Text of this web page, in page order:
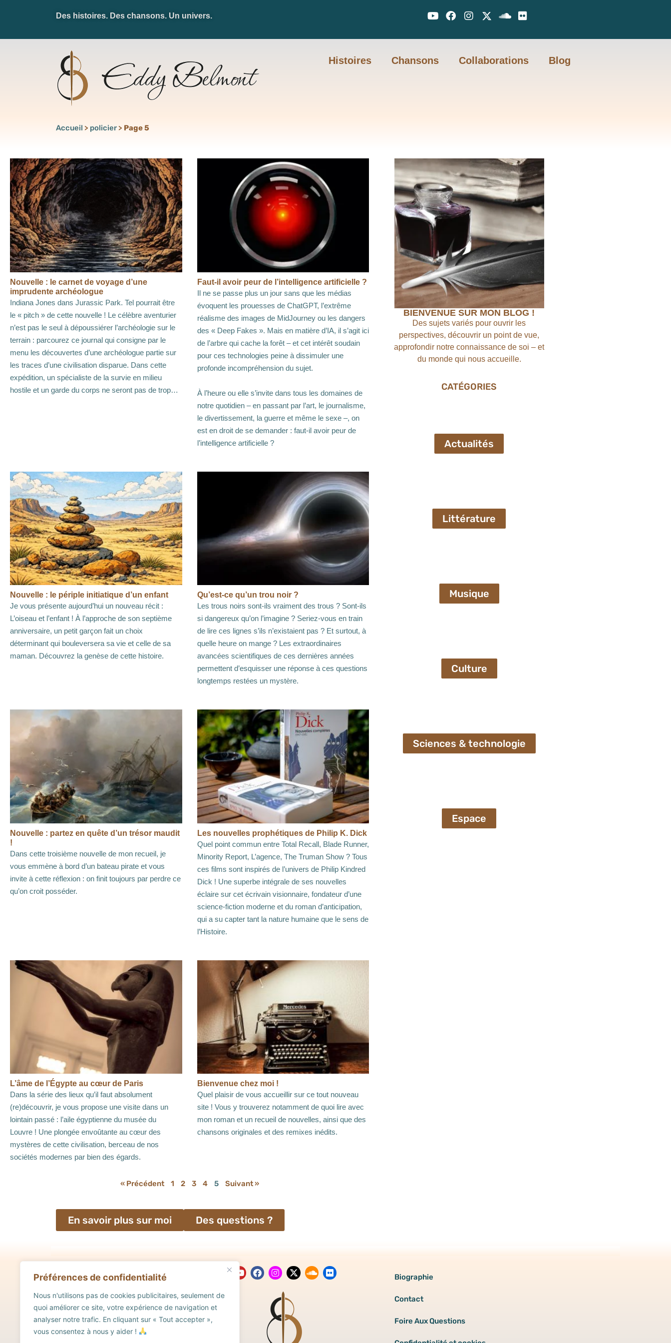
Préférences de confidentialité
Nous n'utilisons pas de cookies publicitaires, seulement de
quoi améliorer ce site, votre expérience de navigation et
analyser notre trafic. En cliquant sur « Tout accepter »,
vous consentez à nous y aider !
Des histoires. Des chansons. Un univers.
Histoires Chansons Collaborations Blog
Accueil > policier > Page 5
Nouvelle : le carnet de voyage d’une
imprudente archéologue
Indiana Jones dans Jurassic Park. Tel pourrait être
le « pitch » de cette nouvelle ! Le célèbre aventurier
n’est pas le seul à dépoussiérer l’archéologie sur le
terrain : parcourez ce journal qui consigne par le
menu les découvertes d’une archéologue partie sur
les traces d’une civilisation disparue. Dans cette
expédition, un spécialiste de la survie en milieu
hostile et un garde du corps ne seront pas de trop…
Faut-il avoir peur de l’intelligence artificielle ?
Il ne se passe plus un jour sans que les médias
évoquent les prouesses de ChatGPT, l’extrême
réalisme des images de MidJourney ou les dangers
des « Deep Fakes ». Mais en matière d’IA, il s’agit ici
de l’arbre qui cache la forêt – et cet intérêt soudain
pour ces technologies peine à dissimuler une
profonde incompréhension du sujet.
À l’heure ou elle s’invite dans tous les domaines de
notre quotidien – en passant par l’art, le journalisme,
le divertissement, la guerre et même le sexe –, on
est en droit de se demander : faut-il avoir peur de
l’intelligence artificielle ?
Nouvelle : le périple initiatique d’un enfant
Je vous présente aujourd’hui un nouveau récit :
L’oiseau et l’enfant ! À l’approche de son septième
anniversaire, un petit garçon fait un choix
déterminant qui bouleversera sa vie et celle de sa
maman. Découvrez la genèse de cette histoire.
Qu’est-ce qu’un trou noir ?
Les trous noirs sont-ils vraiment des trous ? Sont-ils
si dangereux qu’on l’imagine ? Seriez-vous en train
de lire ces lignes s’ils n’existaient pas ? Et surtout, à
quelle heure on mange ? Les extraordinaires
avancées scientifiques de ces dernières années
permettent d’esquisser une réponse à ces questions
longtemps restées un mystère.
Nouvelle : partez en quête d’un trésor maudit
!
Dans cette troisième nouvelle de mon recueil, je
vous emmène à bord d’un bateau pirate et vous
invite à cette réflexion : on finit toujours par perdre ce
qu’on croit posséder.
Les nouvelles prophétiques de Philip K. Dick
Quel point commun entre Total Recall, Blade Runner,
Minority Report, L’agence, The Truman Show ? Tous
ces films sont inspirés de l’univers de Philip Kindred
Dick ! Une superbe intégrale de ses nouvelles
éclaire sur cet écrivain visionnaire, fondateur d’une
science-fiction moderne et du roman d’anticipation,
qui a su capter tant la nature humaine que le sens de
l’Histoire.
L’âme de l’Égypte au cœur de Paris
Dans la série des lieux qu’il faut absolument
(re)découvrir, je vous propose une visite dans un
lointain passé : l’aile égyptienne du musée du
Louvre ! Une plongée envoûtante au cœur des
mystères de cette civilisation, berceau de nos
sociétés modernes par bien des égards.
Bienvenue chez moi !
Quel plaisir de vous accueillir sur ce tout nouveau
site ! Vous y trouverez notamment de quoi lire avec
mon roman et un recueil de nouvelles, ainsi que des
chansons originales et des remixes inédits.
« Précédent 1 2 3 4 5 Suivant »
BIENVENUE SUR MON BLOG !
Des sujets variés pour ouvrir les
perspectives, découvrir un point de vue,
approfondir notre connaissance de soi – et
du monde qui nous accueille.
CATÉGORIES
Actualités
Littérature
Musique
Culture
Sciences & technologie
Espace
En savoir plus sur moi Des questions ?
Accueil
Roman & nouvelles
Chansons
Biographie
Contact
Foire Aux Questions